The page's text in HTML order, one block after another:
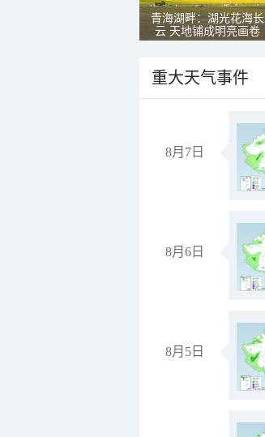
青海湖畔：湖光花海长
云 天地铺成明亮画卷
重大天气事件
8月7日
8月6日
8月5日